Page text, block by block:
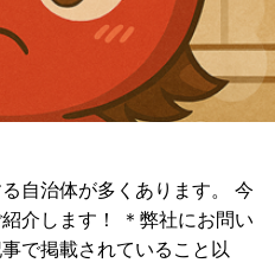
自治体が多くあります。 今
介します！ ＊弊社にお問い
で掲載されていること以